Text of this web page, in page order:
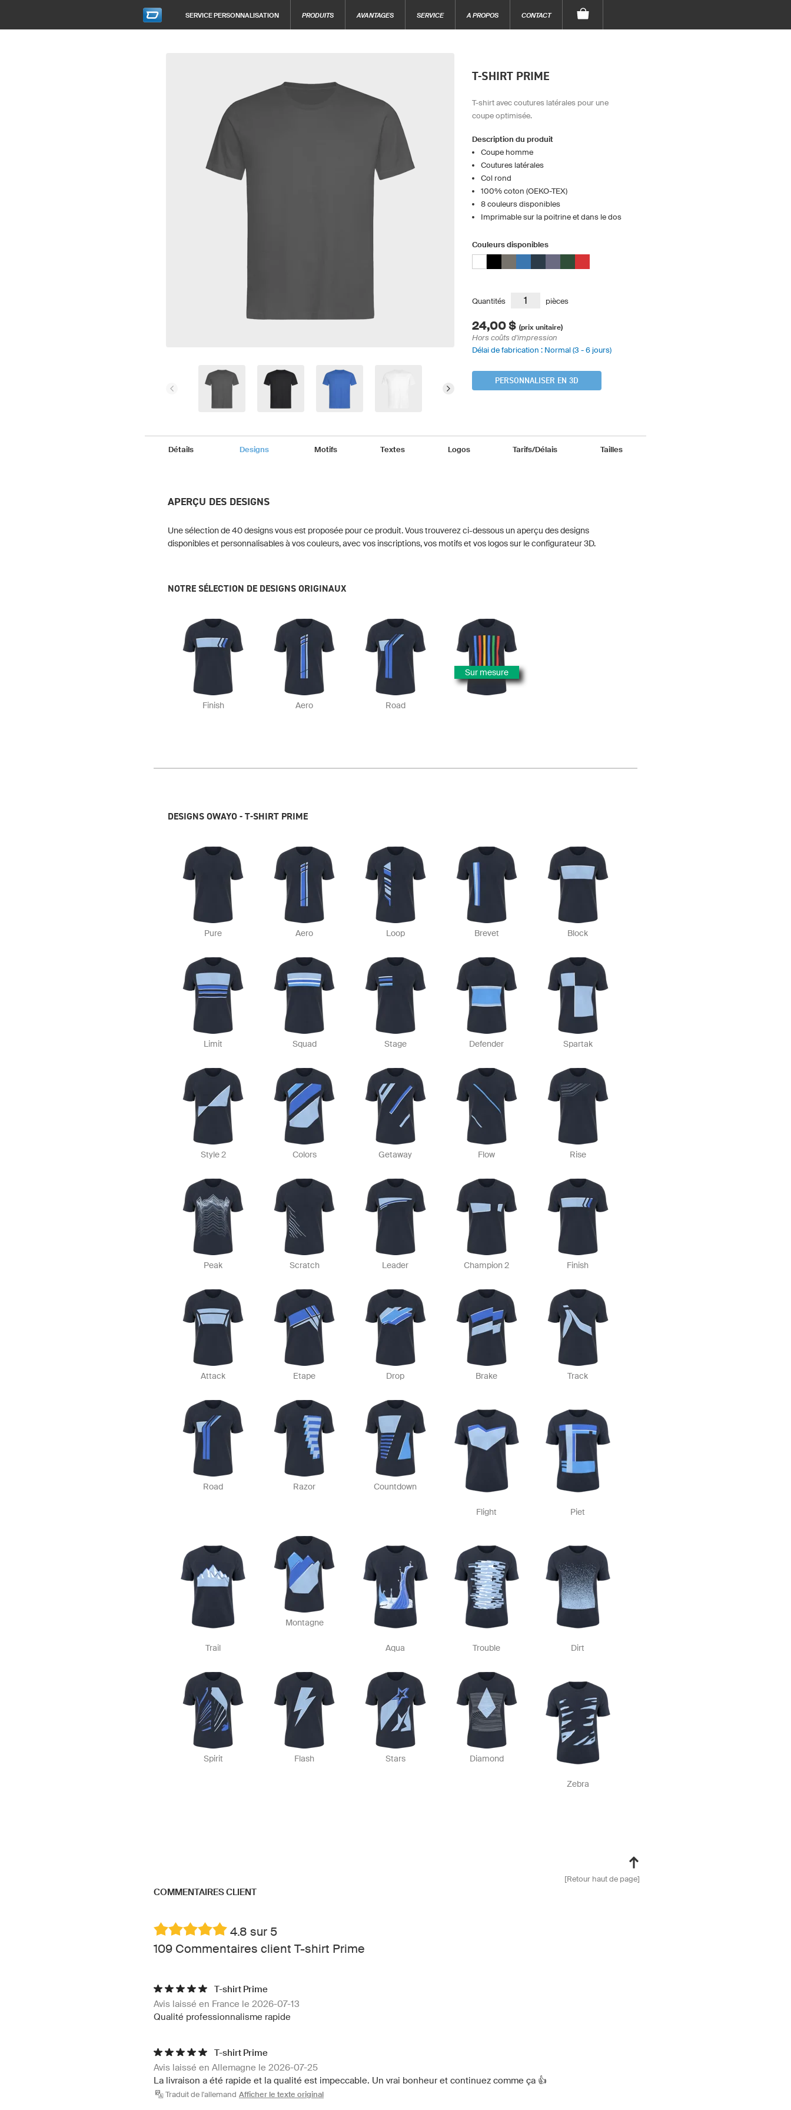
SERVICE PERSONNALISATION PRODUITS AVANTAGES SERVICE A PROPOS CONTACT
T-SHIRT PRIME
T-shirt avec coutures latérales pour une
coupe optimisée.
Description du produit
Coupe homme
Coutures latérales
Col rond
100% coton (OEKO-TEX)
8 couleurs disponibles
Imprimable sur la poitrine et dans le dos
Couleurs disponibles
Quantités pièces
24,00 $ (prix unitaire)
Hors coûts d'impression
Délai de fabrication : Normal (3 - 6 jours)
PERSONNALISER EN 3D
Détails Designs Motifs Textes Logos Tarifs/Délais Tailles
APERÇU DES DESIGNS
Une sélection de 40 designs vous est proposée pour ce produit. Vous trouverez ci-dessous un aperçu des designs
disponibles et personnalisables à vos couleurs, avec vos inscriptions, vos motifs et vos logos sur le configurateur 3D.
NOTRE SÉLECTION DE DESIGNS ORIGINAUX
Finish Aero Road
Sur mesure
DESIGNS OWAYO - T-SHIRT PRIME
Pure Aero Loop Brevet Block
Limit Squad Stage Defender Spartak
Style 2 Colors Getaway Flow Rise
Peak Scratch Leader Champion 2 Finish
Attack Etape Drop Brake Track
Road Razor Countdown
Flight Piet
Trail
Montagne
Aqua Trouble Dirt
Spirit Flash Stars Diamond
Zebra
[Retour haut de page]
COMMENTAIRES CLIENT
4.8 sur 5
109 Commentaires client T-shirt Prime
T-shirt Prime
Avis laissé en France le 2026-07-13
Qualité professionnalisme rapide
T-shirt Prime
Avis laissé en Allemagne le 2026-07-25
La livraison a été rapide et la qualité est impeccable. Un vrai bonheur et continuez comme ça 👍
Traduit de l'allemand Afficher le texte original